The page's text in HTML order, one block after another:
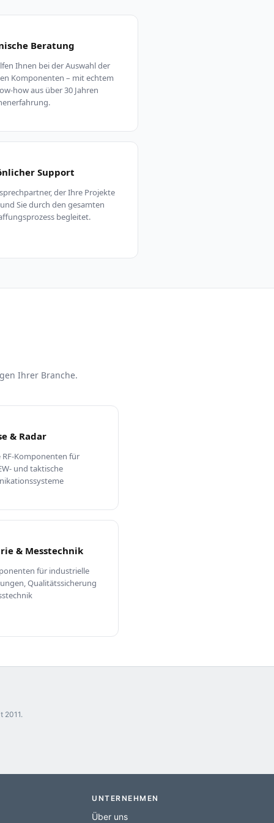
Beratung
Ihnen bei der Auswahl der
Komponenten – mit echtem
how aus über 30 Jahren
Support
der Ihre Projekte
Sie durch den gesamten
begleitet.
Ihrer Branche.
& Radar
RF-Komponenten für
und taktische
& Messtechnik
für industrielle
Qualitätssicherung
2011.
UNTERNEHMEN
Über uns